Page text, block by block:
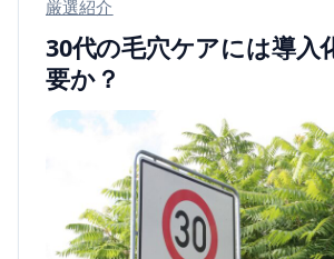
厳選紹介
30代の毛穴ケアには導入
要か？